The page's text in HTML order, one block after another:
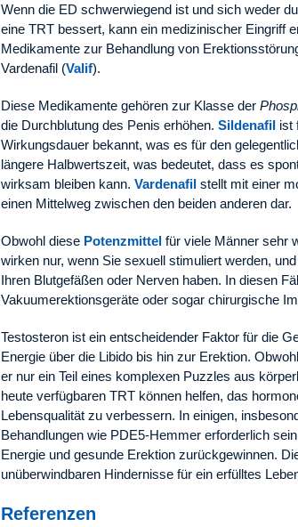
Wenn die ED schwerwiegend ist und sich weder
eine TRT bessert, kann ein medizinischer Eingriff
Medikamente zur Behandlung von
Vardenafil (Valif).
Diese Medikamente gehören zur Klasse der
die Durchblutung des Penis erhöhen. Sildenafil ist
Wirkungsdauer bekannt, was es für den
längere Halbwertszeit, was bedeutet, dass es
wirksam bleiben kann. Vardenafil stellt mit einer
einen Mittelweg zwischen den beiden anderen dar.
Obwohl diese Potenzmittel für viele Männer sehr
wirken nur, wenn Sie sexuell stimuliert werden,
Ihren Blutgefäßen oder Nerven haben. In diesen
Vakuumerektionsgeräte oder sogar chirurgische
Testosteron ist ein entscheidender Faktor für die
Energie über die Libido bis hin zur Erektion.
er nur ein Teil eines komplexen Puzzles aus
heute verfügbaren TRT können helfen, das
Lebensqualität zu verbessern. In einigen,
Behandlungen wie PDE5-Hemmer erforderlich
Energie und gesunde Erektion zurückgewinnen.
unüberwindbaren Hindernisse für ein erfülltes
Referenzen